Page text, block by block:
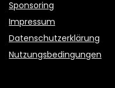
Sponsoring
Impressum
Datenschutzerklärung
Nutzungsbedingungen